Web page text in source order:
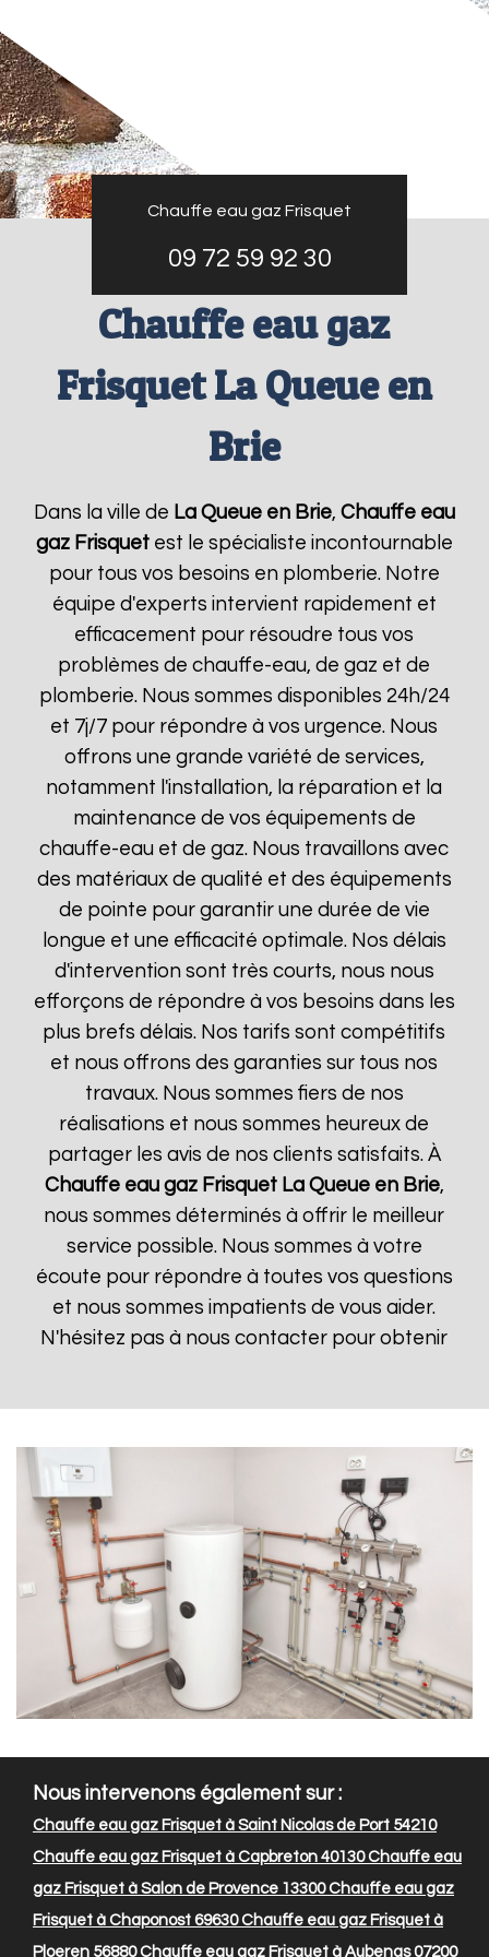
Chauffe eau gaz Frisquet
09 72 59 92 30
Chauffe eau gaz
Frisquet La Queue en
Brie
Dans la ville de La Queue en Brie, Chauffe eau
gaz Frisquetest le spécialiste incontournable
pour tous vos besoins en plomberie. Notre
équipe d'experts intervient rapidement et
efficacement pour résoudre tous vos
problèmes de chauffe-eau, de gaz et de
plomberie. Nous sommes disponibles 24h/24
et 7j/7 pour répondre à vos urgence. Nous
offrons une grande variété de services,
notamment l'installation, la réparation et la
maintenance de vos équipements de
chauffe-eau et de gaz. Nous travaillons avec
des matériaux de qualité et des équipements
de pointe pour garantir une durée de vie
longue et une efficacité optimale. Nos délais
d'intervention sont très courts, nous nous
efforçons de répondre à vos besoins dans les
plus brefs délais. Nos tarifs sont compétitifs
et nous offrons des garanties sur tous nos
travaux. Nous sommes fiers de nos
réalisations et nous sommes heureux de
partager les avis de nos clients satisfaits. À
Chauffe eau gaz Frisquet La Queue en Brie,
nous sommes déterminés à offrir le meilleur
service possible. Nous sommes à votre
écoute pour répondre à toutes vos questions
et nous sommes impatients de vous aider.
N'hésitez pas à nous contacter pour obtenir
Nous intervenons également sur :
Chauffe eau gaz Frisquet à Saint Nicolas de Port 54210
Chauffe eau gaz Frisquet à Capbreton 40130Chauffe eau
gaz Frisquet à Salon de Provence 13300Chauffe eau gaz
Frisquet à Chaponost 69630Chauffe eau gaz Frisquet à
Ploeren 56880Chauffe eau gaz Frisquet à Aubenas 07200